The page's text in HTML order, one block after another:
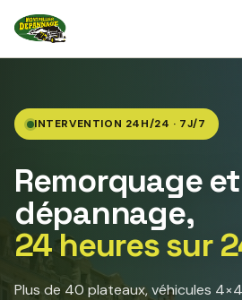
INTERVENTION 24H/24 · 7J/7
Remorquage et
dépannage,
24 heures sur
Plus de 40 plateaux, véhicules